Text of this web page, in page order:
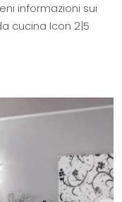
informazioni sui
cucina Icon 2|5